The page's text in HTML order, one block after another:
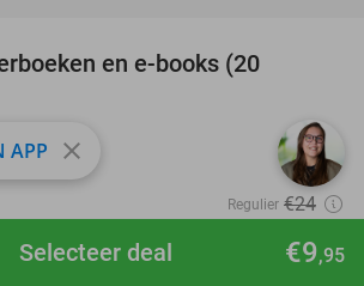
€9,95
Selecteer deal
en e-books (20
Regulier €24
Gratis
APP close